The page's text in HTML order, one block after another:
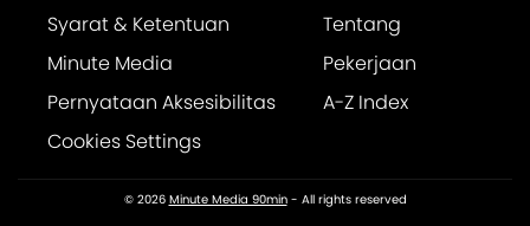
Syarat & Ketentuan
Tentang
Minute Media
Pekerjaan
Pernyataan Aksesibilitas
A-Z Index
Cookies Settings
© 2026 Minute Media 90min- All rights reserved